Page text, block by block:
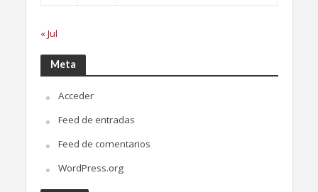
« Jul
Meta
Acceder
Feed de entradas
Feed de comentarios
WordPress.org